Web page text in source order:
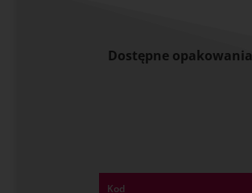
Dostępne opakowania
Kod